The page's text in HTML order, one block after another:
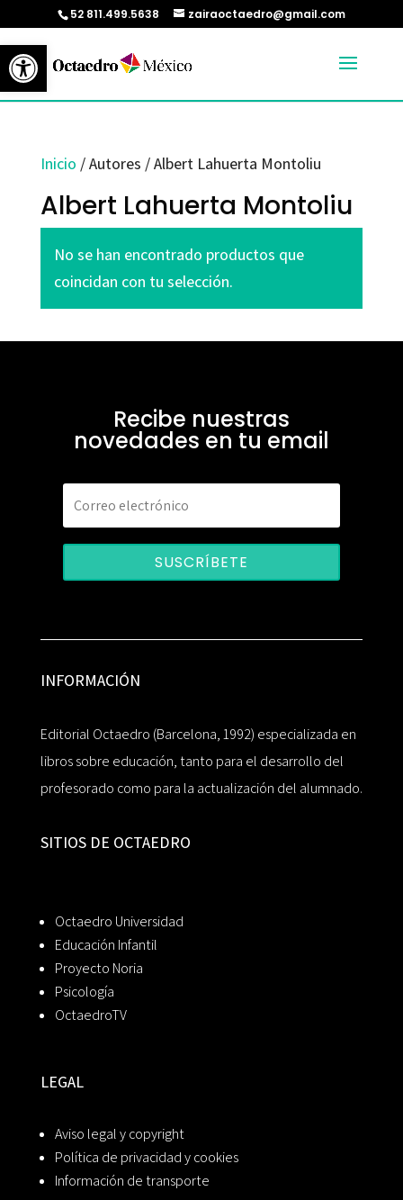
Abrir barra de herramientas
52 811.499.5638 zairaoctaedro@gmail.com
Inicio / Autores / Albert Lahuerta Montoliu
Albert Lahuerta Montoliu
No se han encontrado productos que
coincidan con tu selección.
Recibe nuestras
novedades en tu email
SUSCRÍBETE
INFORMACIÓN
Editorial Octaedro (Barcelona, 1992) especializada en
libros sobre educación, tanto para el desarrollo del
profesorado como para la actualización del alumnado.
SITIOS DE OCTAEDRO
Octaedro Universidad
Educación Infantil
Proyecto Noria
Psicología
OctaedroTV
LEGAL
Aviso legal y copyright
Política de privacidad y cookies
Información de transporte